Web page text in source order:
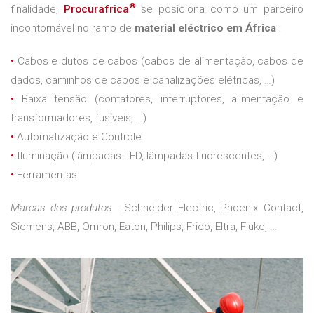
finalidade, Procurafrica®
se posiciona como um parceiro
incontornável no ramo de material eléctrico em África :
• Cabos e dutos de cabos (cabos de alimentação, cabos de
dados, caminhos de cabos e canalizações elétricas, …)
• Baixa tensão (contatores, interruptores, alimentação e
transformadores, fusíveis, …)
• Automatização e Controle
• Iluminação (lâmpadas LED, lâmpadas fluorescentes, …)
• Ferramentas
Marcas dos produtos : Schneider Electric, Phoenix Contact,
Siemens, ABB, Omron, Eaton, Philips, Frico, Eltra, Fluke, …